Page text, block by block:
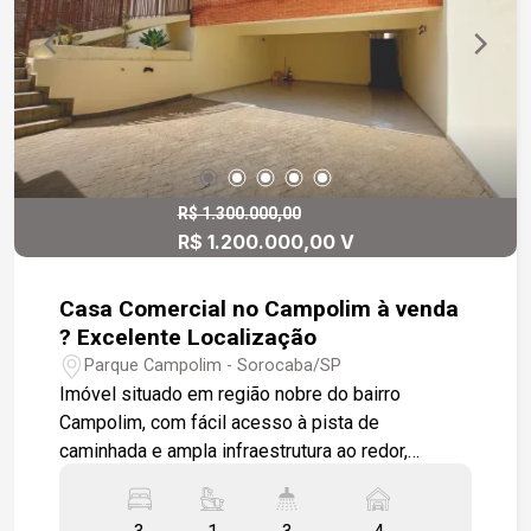
R$ 1.300.000,00
R$ 1.200.000,00 V
Casa Comercial no Campolim à venda
? Excelente Localização
Parque Campolim - Sorocaba/SP
Imóvel situado em região nobre do bairro
Campolim, com fácil acesso à pista de
caminhada e ampla infraestrutura ao redor,
restaurantes, farmácias e shopping center. O